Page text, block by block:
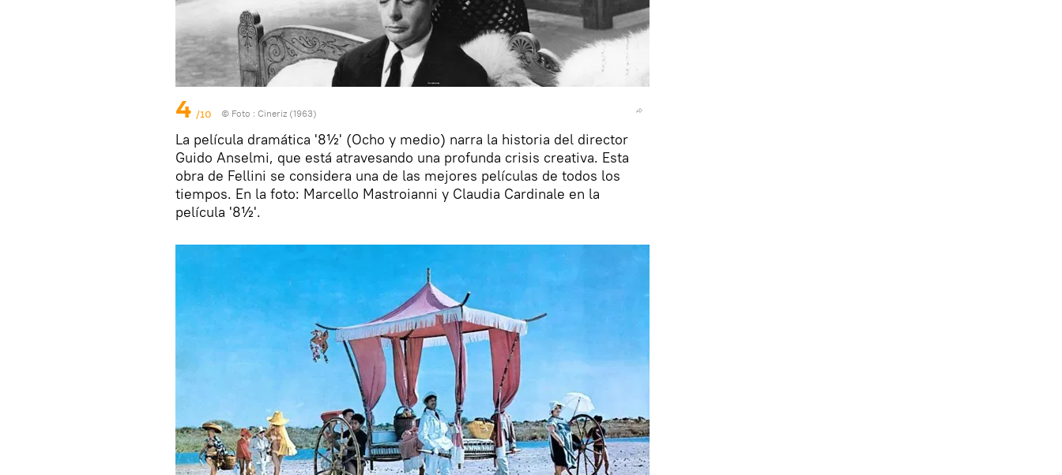
4 /10 © Foto : Cineriz (1963)
La película dramática '8½' (Ocho y medio) narra la historia del director
Guido Anselmi, que está atravesando una profunda crisis creativa. Esta
obra de Fellini se considera una de las mejores películas de todos los
tiempos. En la foto: Marcello Mastroianni y Claudia Cardinale en la
película '8½'.